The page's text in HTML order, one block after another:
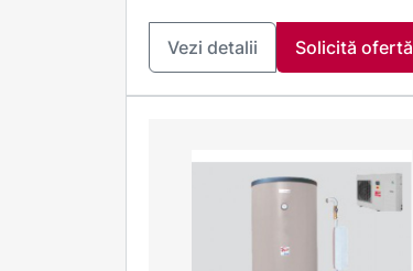
Vezi detalii Solicită ofertă